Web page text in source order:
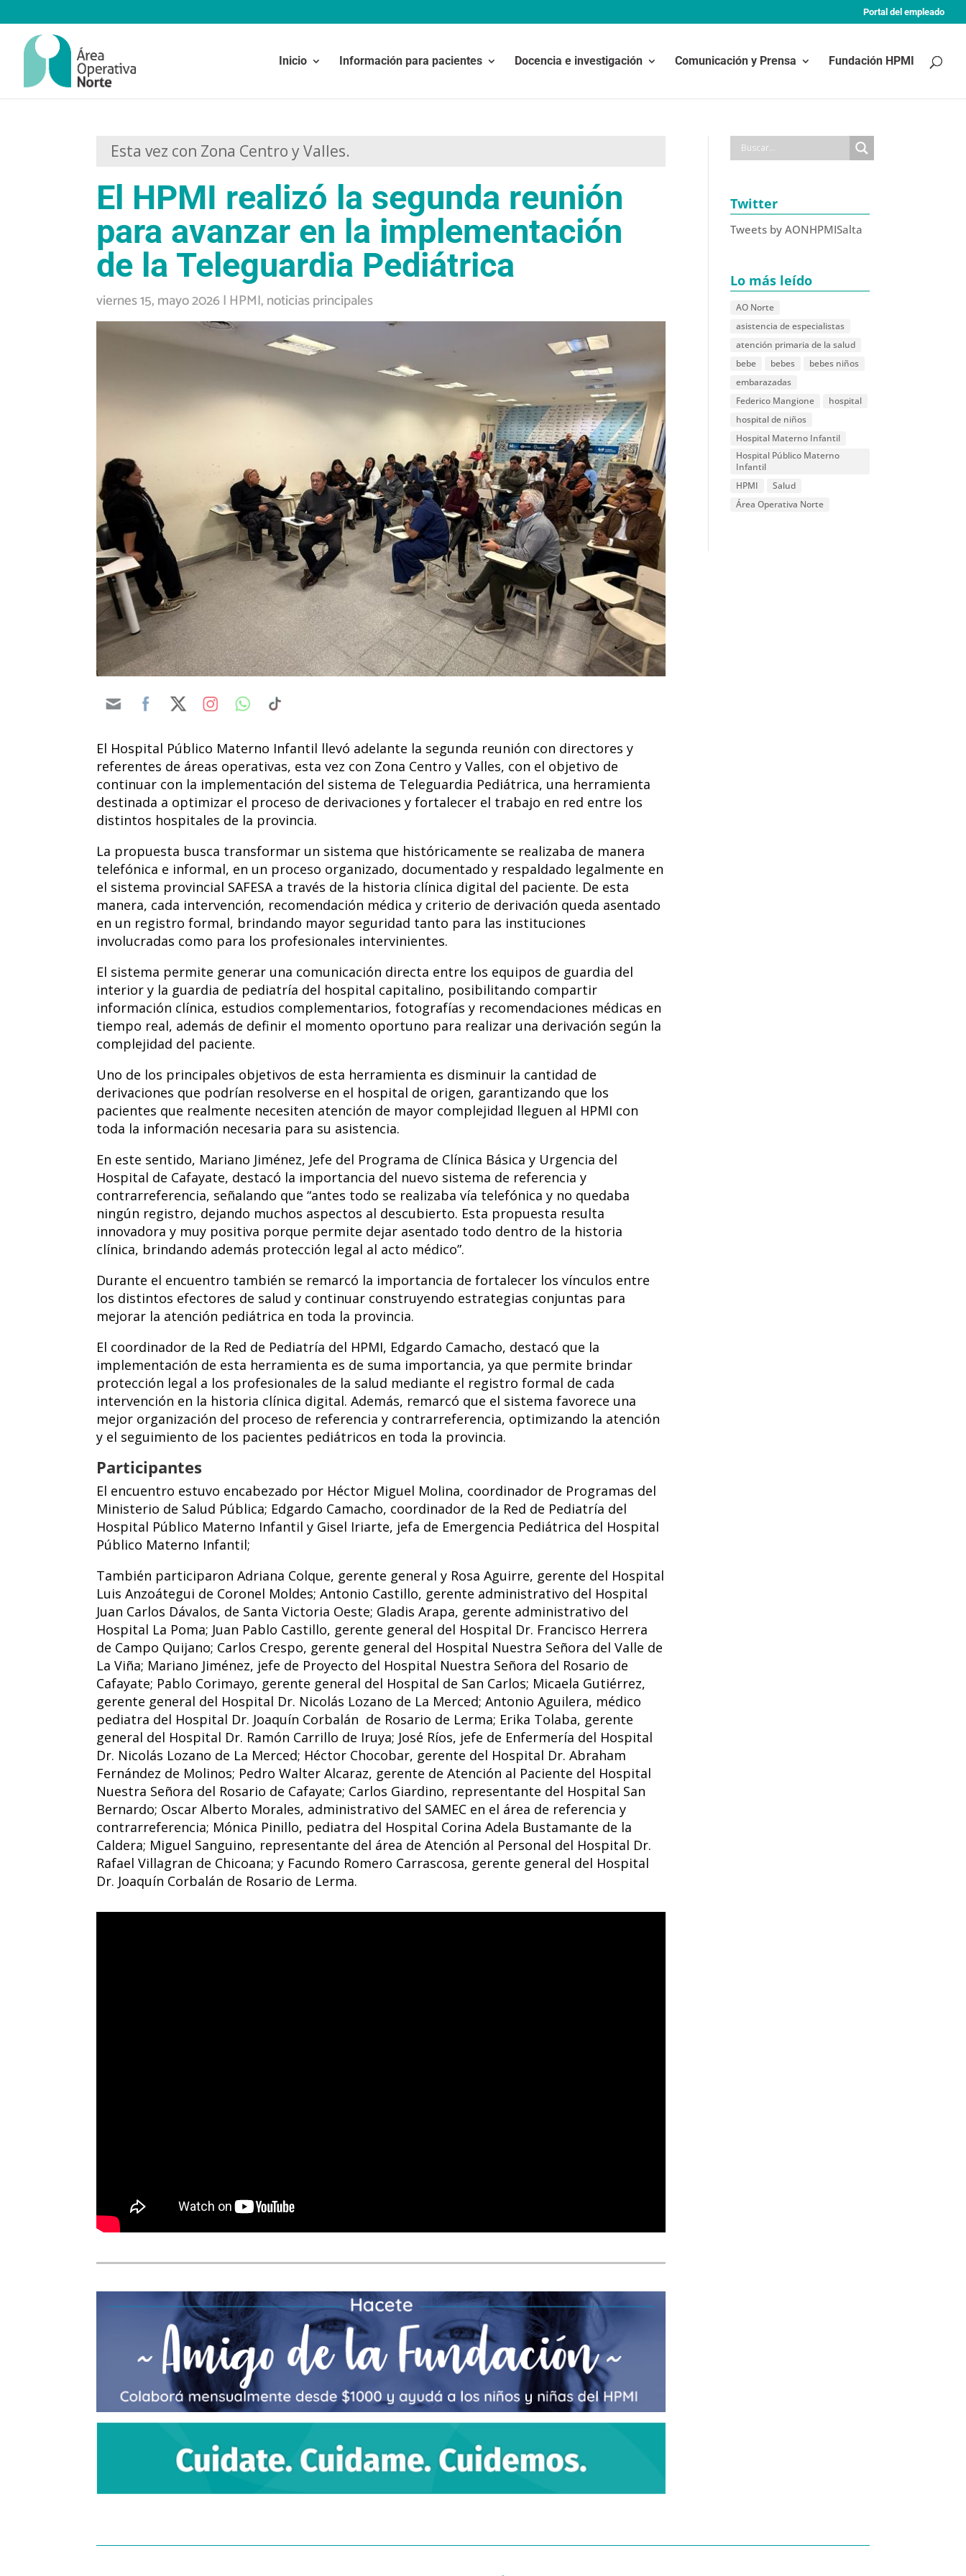
Portal del empleado
Inicio Información para pacientes Docencia e investigación Comunicación y Prensa Fundación HPMI
Esta vez con Zona Centro y Valles.
El HPMI realizó la segunda reunión
para avanzar en la implementación
de la Teleguardia Pediátrica
viernes 15, mayo 2026|HPMI,noticias principales
El Hospital Público Materno Infantil llevó adelante la segunda reunión con directores y
referentes de áreas operativas, esta vez con Zona Centro y Valles, con el objetivo de
continuar con la implementación del sistema de Teleguardia Pediátrica, una herramienta
destinada a optimizar el proceso de derivaciones y fortalecer el trabajo en red entre los
distintos hospitales de la provincia.
La propuesta busca transformar un sistema que históricamente se realizaba de manera
telefónica e informal, en un proceso organizado, documentado y respaldado legalmente en
el sistema provincial SAFESA a través de la historia clínica digital del paciente. De esta
manera, cada intervención, recomendación médica y criterio de derivación queda asentado
en un registro formal, brindando mayor seguridad tanto para las instituciones
involucradas como para los profesionales intervinientes.
El sistema permite generar una comunicación directa entre los equipos de guardia del
interior y la guardia de pediatría del hospital capitalino, posibilitando compartir
información clínica, estudios complementarios, fotografías y recomendaciones médicas en
tiempo real, además de definir el momento oportuno para realizar una derivación según la
complejidad del paciente.
Uno de los principales objetivos de esta herramienta es disminuir la cantidad de
derivaciones que podrían resolverse en el hospital de origen, garantizando que los
pacientes que realmente necesiten atención de mayor complejidad lleguen al HPMI con
toda la información necesaria para su asistencia.
En este sentido, Mariano Jiménez, Jefe del Programa de Clínica Básica y Urgencia del
Hospital de Cafayate, destacó la importancia del nuevo sistema de referencia y
contrarreferencia, señalando que “antes todo se realizaba vía telefónica y no quedaba
ningún registro, dejando muchos aspectos al descubierto. Esta propuesta resulta
innovadora y muy positiva porque permite dejar asentado todo dentro de la historia
clínica, brindando además protección legal al acto médico”.
Durante el encuentro también se remarcó la importancia de fortalecer los vínculos entre
los distintos efectores de salud y continuar construyendo estrategias conjuntas para
mejorar la atención pediátrica en toda la provincia.
El coordinador de la Red de Pediatría del HPMI, Edgardo Camacho, destacó que la
implementación de esta herramienta es de suma importancia, ya que permite brindar
protección legal a los profesionales de la salud mediante el registro formal de cada
intervención en la historia clínica digital. Además, remarcó que el sistema favorece una
mejor organización del proceso de referencia y contrarreferencia, optimizando la atención
y el seguimiento de los pacientes pediátricos en toda la provincia.
Participantes
El encuentro estuvo encabezado por Héctor Miguel Molina, coordinador de Programas del
Ministerio de Salud Pública; Edgardo Camacho, coordinador de la Red de Pediatría del
Hospital Público Materno Infantil y Gisel Iriarte, jefa de Emergencia Pediátrica del Hospital
Público Materno Infantil;
También participaron Adriana Colque, gerente general y Rosa Aguirre, gerente del Hospital
Luis Anzoátegui de Coronel Moldes; Antonio Castillo, gerente administrativo del Hospital
Juan Carlos Dávalos, de Santa Victoria Oeste; Gladis Arapa, gerente administrativo del
Hospital La Poma; Juan Pablo Castillo, gerente general del Hospital Dr. Francisco Herrera
de Campo Quijano; Carlos Crespo, gerente general del Hospital Nuestra Señora del Valle de
La Viña; Mariano Jiménez, jefe de Proyecto del Hospital Nuestra Señora del Rosario de
Cafayate; Pablo Corimayo, gerente general del Hospital de San Carlos; Micaela Gutiérrez,
gerente general del Hospital Dr. Nicolás Lozano de La Merced; Antonio Aguilera, médico
pediatra del Hospital Dr. Joaquín Corbalán de Rosario de Lerma; Erika Tolaba, gerente
general del Hospital Dr. Ramón Carrillo de Iruya; José Ríos, jefe de Enfermería del Hospital
Dr. Nicolás Lozano de La Merced; Héctor Chocobar, gerente del Hospital Dr. Abraham
Fernández de Molinos; Pedro Walter Alcaraz, gerente de Atención al Paciente del Hospital
Nuestra Señora del Rosario de Cafayate; Carlos Giardino, representante del Hospital San
Bernardo; Oscar Alberto Morales, administrativo del SAMEC en el área de referencia y
contrarreferencia; Mónica Pinillo, pediatra del Hospital Corina Adela Bustamante de la
Caldera; Miguel Sanguino, representante del área de Atención al Personal del Hospital Dr.
Rafael Villagran de Chicoana; y Facundo Romero Carrascosa, gerente general del Hospital
Dr. Joaquín Corbalán de Rosario de Lerma.
Twitter
Tweets by AONHPMISalta
Lo más leído
AO Norte
asistencia de especialistas
atención primaria de la salud
bebe
bebes
bebes niños
embarazadas
Federico Mangione
hospital
hospital de niños
Hospital Materno Infantil
Hospital Público Materno
Infantil
HPMI
Salud
Área Operativa Norte